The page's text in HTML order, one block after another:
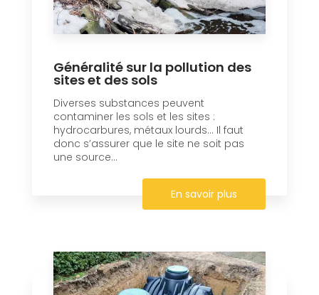
Généralité sur la pollution des
sites et des sols
Diverses substances peuvent
contaminer les sols et les sites :
hydrocarbures, métaux lourds… Il faut
donc s’assurer que le site ne soit pas
une source...
En savoir plus